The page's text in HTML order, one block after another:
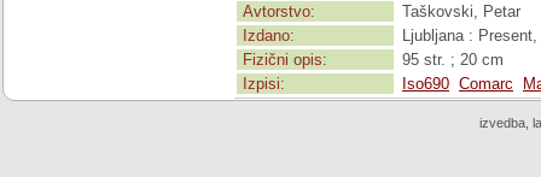
Avtorstvo:
Taškovski, Petar
Izdano:
Ljubljana :
Fizični opis:
95 str. ; 20 cm
Izpisi:
Iso690 Comarc
izvedba,